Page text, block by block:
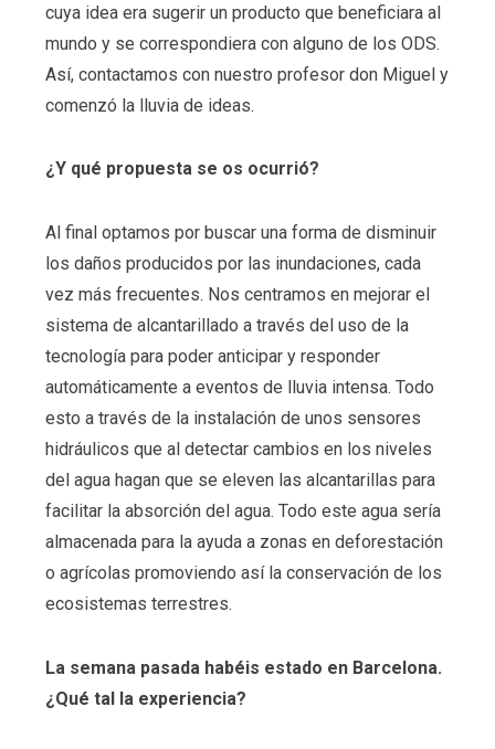
cuya idea era sugerir un producto que beneficiara al
mundo y se correspondiera con alguno de los ODS.
Así, contactamos con nuestro profesor don Miguel y
comenzó la lluvia de ideas.
¿Y qué propuesta se os ocurrió?
Al final optamos por buscar una forma de disminuir
los daños producidos por las inundaciones, cada
vez más frecuentes. Nos centramos en mejorar el
sistema de alcantarillado a través del uso de la
tecnología para poder anticipar y responder
automáticamente a eventos de lluvia intensa. Todo
esto a través de la instalación de unos sensores
hidráulicos que al detectar cambios en los niveles
del agua hagan que se eleven las alcantarillas para
facilitar la absorción del agua. Todo este agua sería
almacenada para la ayuda a zonas en deforestación
o agrícolas promoviendo así la conservación de los
ecosistemas terrestres.
La semana pasada habéis estado en Barcelona.
¿Qué tal la experiencia?